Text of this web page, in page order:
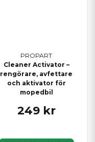
PROPART
Cleaner Activator –
rengörare, avfettare
och aktivator för
mopedbil
249 kr